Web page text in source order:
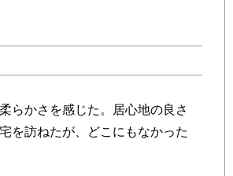
らかさを感じた。居心地の良さ
を訪ねたが、どこにもなかった